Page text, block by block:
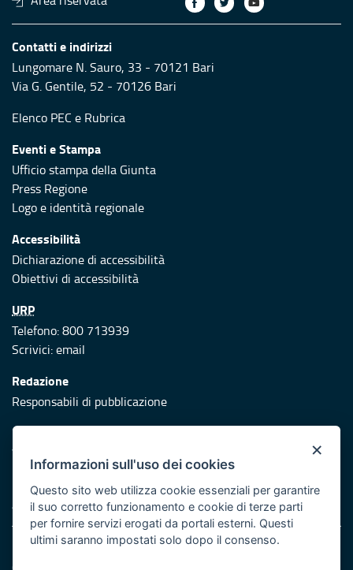
Contatti e indirizzi
Lungomare N. Sauro, 33 - 70121 Bari
Via G. Gentile, 52 - 70126 Bari
Elenco PEC e Rubrica
Eventi e Stampa
Ufficio stampa della Giunta
Press Regione
Logo e identità regionale
Accessibilità
Dichiarazione di accessibilità
Obiettivi di accessibilità
URP
Telefono: 800 713939
Scrivici:email
Redazione
Responsabili di pubblicazione
Protezione civile
Vai al sito di Protezione Civile Puglia
Iniziativa finanziata con risorse del POR Puglia 2014/2020 -
Asse XI
Note legali
×
Informazioni sull'uso dei cookies
Questo sito web utilizza cookie essenziali per garantire
il suo corretto funzionamento e cookie di terze parti
per fornire servizi erogati da portali esterni. Questi
ultimi saranno impostati solo dopo il consenso.